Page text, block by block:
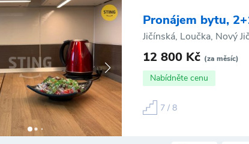
Pronájem bytu,
Jičínská, Loučka, Nový
12 800 Kč (za měsíc)
Nabídněte cenu
7 / 8